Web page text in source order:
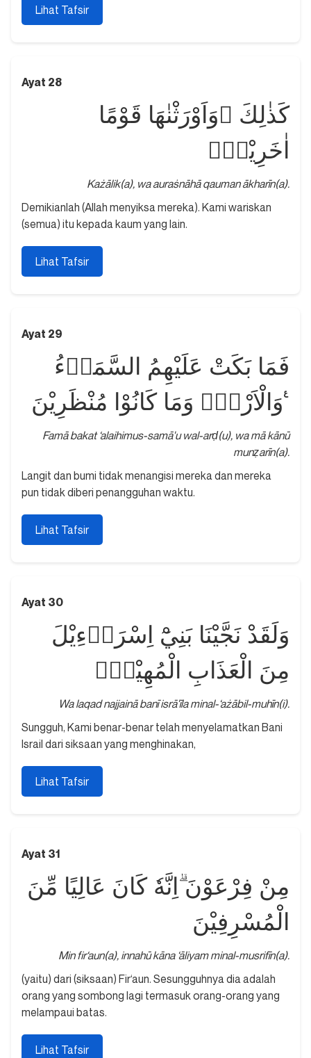
Lihat Tafsir
Ayat 28
كَذٰلِكَ ۗوَاَوْرَثْنٰهَا قَوْمًا
اٰخَرِيْنَۚ
Każālik(a), wa auraṡnāhā qauman ākharīn(a).
Demikianlah (Allah menyiksa mereka). Kami wariskan
(semua) itu kepada kaum yang lain.
Lihat Tafsir
Ayat 29
فَمَا بَكَتْ عَلَيْهِمُ السَّمَاۤءُ
وَالْاَرْضُۗ وَمَا كَانُوْا مُنْظَرِيْنَ ࣖ
Famā bakat ‘alaihimus-samā'u wal-arḍ(u), wa mā kānū
munẓarīn(a).
Langit dan bumi tidak menangisi mereka dan mereka
pun tidak diberi penangguhan waktu.
Lihat Tafsir
Ayat 30
وَلَقَدْ نَجَّيْنَا بَنِيْٓ اِسْرَاۤءِيْلَ
مِنَ الْعَذَابِ الْمُهِيْنِۙ
Wa laqad najjainā banī isrā'īla minal-‘ażābil-muhīn(i).
Sungguh, Kami benar-benar telah menyelamatkan Bani
Israil dari siksaan yang menghinakan,
Lihat Tafsir
Ayat 31
مِنْ فِرْعَوْنَ ۗاِنَّهٗ كَانَ عَالِيًا مِّنَ
الْمُسْرِفِيْنَ
Min fir‘aun(a), innahū kāna ‘āliyam minal-musrifīn(a).
(yaitu) dari (siksaan) Fir‘aun. Sesungguhnya dia adalah
orang yang sombong lagi termasuk orang-orang yang
melampaui batas.
Lihat Tafsir